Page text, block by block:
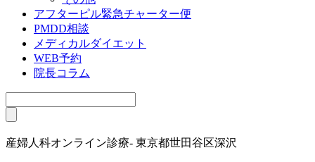
アフターピル緊急チャーター便
PMDD相談
メディカルダイエット
WEB予約
院長コラム
産婦人科オンライン診療- 東京都世田谷区深沢